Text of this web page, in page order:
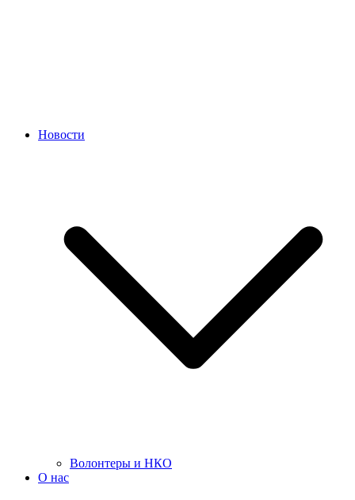
Новости
Волонтеры и НКО
О нас